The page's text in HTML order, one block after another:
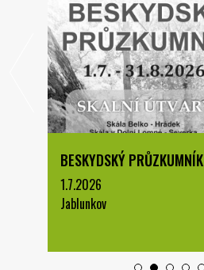
BESKYDSKÝ PRŮZKUMNÍK
1.7.2026
Jablunkov